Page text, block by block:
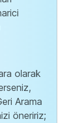
olarak
Arama
öneririz;